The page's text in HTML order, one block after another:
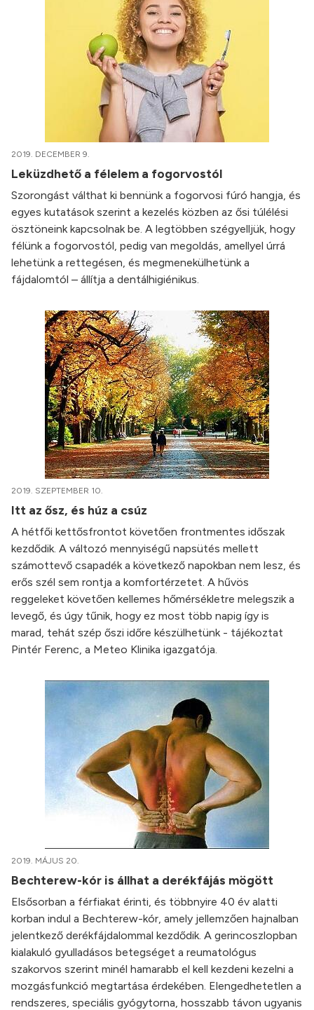
2019. DECEMBER 9.
Leküzdhető a félelem a fogorvostól
Szorongást válthat ki bennünk a fogorvosi fúró hangja, és
egyes kutatások szerint a kezelés közben az ősi túlélési
ösztöneink kapcsolnak be. A legtöbben szégyelljük, hogy
félünk a fogorvostól, pedig van megoldás, amellyel úrrá
lehetünk a rettegésen, és megmenekülhetünk a
fájdalomtól – állítja a dentálhigiénikus.
2019. SZEPTEMBER 10.
Itt az ősz, és húz a csúz
A hétfői kettősfrontot követően frontmentes időszak
kezdődik. A változó mennyiségű napsütés mellett
számottevő csapadék a következő napokban nem lesz, és
erős szél sem rontja a komfortérzetet. A hűvös
reggeleket követően kellemes hőmérsékletre melegszik a
levegő, és úgy tűnik, hogy ez most több napig így is
marad, tehát szép őszi időre készülhetünk - tájékoztat
Pintér Ferenc, a Meteo Klinika igazgatója.
2019. MÁJUS 20.
Bechterew-kór is állhat a derékfájás mögött
Elsősorban a férfiakat érinti, és többnyire 40 év alatti
korban indul a Bechterew-kór, amely jellemzően hajnalban
jelentkező derékfájdalommal kezdődik. A gerincoszlopban
kialakuló gyulladásos betegséget a reumatológus
szakorvos szerint minél hamarabb el kell kezdeni kezelni a
mozgásfunkció megtartása érdekében. Elengedhetetlen a
rendszeres, speciális gyógytorna, hosszabb távon ugyanis